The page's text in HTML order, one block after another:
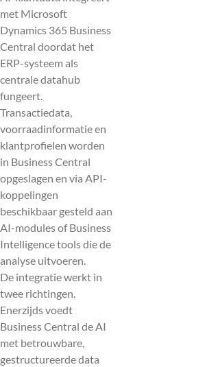
met Microsoft
Dynamics 365 Business
Central doordat het
ERP-systeem als
centrale datahub
fungeert.
Transactiedata,
voorraadinformatie en
klantprofielen worden
in Business Central
opgeslagen en via API-
koppelingen
beschikbaar gesteld aan
AI-modules of Business
Intelligence tools die de
analyse uitvoeren.
De integratie werkt in
twee richtingen.
Enerzijds voedt
Business Central de AI
met betrouwbare,
gestructureerde data